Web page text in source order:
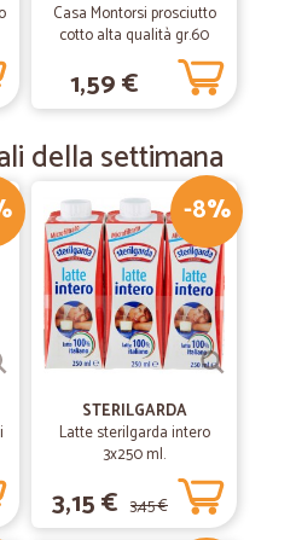
Casa Montorsi prosciutto
cotto alta qualità gr.60
1,59 €
della settimana
-8%
STERILGARDA
Latte sterilgarda intero
3x250 ml.
3,15 € 3,45 €